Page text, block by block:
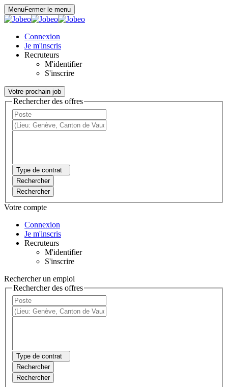
MenuFermer le menu
Connexion
Je m'inscris
Recruteurs
M'identifier
S'inscrire
Votre prochain job
Rechercher des offres
Type de contrat
Rechercher
Rechercher
Votre compte
Connexion
Je m'inscris
Recruteurs
M'identifier
S'inscrire
Rechercher un emploi
Rechercher des offres
Type de contrat
Rechercher
Rechercher
Panneau de gestion des cookies